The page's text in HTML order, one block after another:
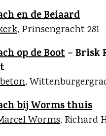
en de Beiaard
, Prinsengracht 281
op de Boot– Brisk
,
bij Worms thuis
Worms, Richard